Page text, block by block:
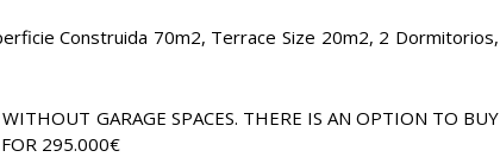
Construida 70m2, Terrace Size 20m2, 2 Dormitorios,
GARAGE SPACES. THERE IS AN OPTION TO BUY
FOR 295.000€